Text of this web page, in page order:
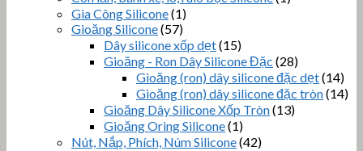
Gia Công Silicone(1)
Gioăng Silicone(57)
Dây silicone xốp dẹt(15)
Gioăng - Ron Dây Silicone Đặc (28)
Gioăng (ron) dây silicone đặc dẹt(14)
Gioăng (ron) dây silicone đặc tròn(14)
Gioăng Dây Silicone Xốp Tròn(13)
Gioăng Oring Silicone(1)
Nút, Nắp, Phích, Núm Silicone(42)